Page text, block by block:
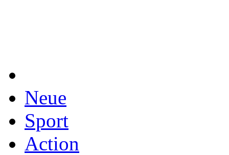
Neue
Sport
Action